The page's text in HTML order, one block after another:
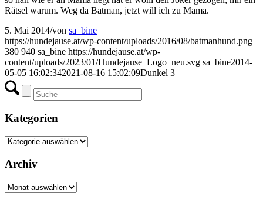
Rätsel warum. Weg da Batman, jetzt will ich zu Mama.
5. Mai 2014/von sa_bine
https://hundejause.at/wp-content/uploads/2016/08/batmanhund.png
380 940 sa_bine https://hundejause.at/wp-
content/uploads/2023/01/Hundejause_Logo_neu.svg sa_bine2014-
05-05 16:02:342021-08-16 15:02:09Dunkel 3
Kategorien
Kategorien
Archiv
Archiv